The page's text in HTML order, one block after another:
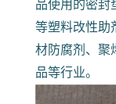
品使用的密封
等塑料改性助
材防腐剂、聚
品等行业。